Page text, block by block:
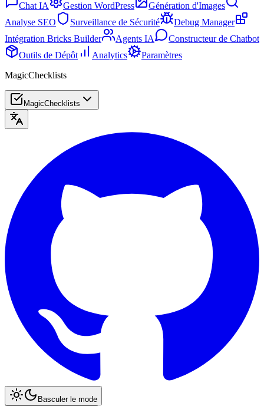
Chat IA Gestion WordPress
Génération d'Images
Analyse SEO
Surveillance de Sécurité
Debug Manager
Intégration Bricks Builder
Agents IA
Constructeur de Chatbot
Outils de Dépôt
Analytics
Paramètres
MagicChecklists
MagicChecklists
Basculer le mode